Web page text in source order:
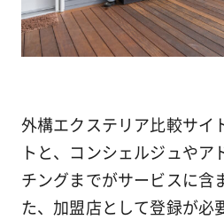
外構エクステリア比較サイ
トと、コンシェルジュやア
チングまでがサービスに含
た、加盟店として登録が必